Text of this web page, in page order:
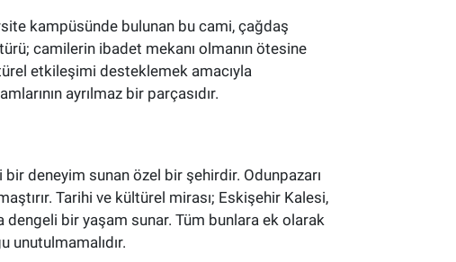
kampüsünde bulunan bu cami, çağdaş
camilerin ibadet mekanı olmanın ötesine
etkileşimi desteklemek amacıyla
ayrılmaz bir parçasıdır.
deneyim sunan özel bir şehirdir. Odunpazarı
Tarihi ve kültürel mirası; Eskişehir Kalesi,
dengeli bir yaşam sunar. Tüm bunlara ek olarak
unutulmamalıdır.